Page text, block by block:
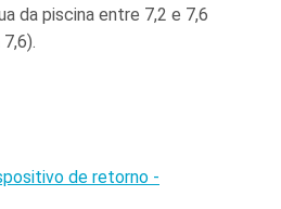
da piscina entre 7,2 e 7,6